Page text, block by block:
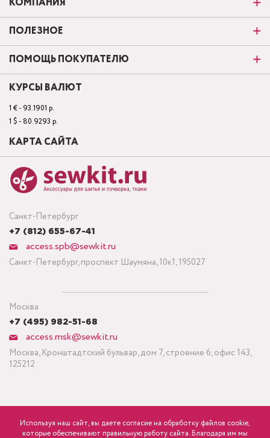
Санкт-Петербург
+7 (812) 655-67-41
access.spb@sewkit.ru
Санкт-Петербург, проспект Шаумяна, 10к1, 195027
Москва
+7 (495) 982-51-68
access.msk@sewkit.ru
Москва, Кронштадтский бульвар, дом 7, строение 6, офис 143,
125212
ПОЛЕЗНОЕ
ПОМОЩЬ ПОКУПАТЕЛЮ
КУРСЫ ВАЛЮТ
1 € - 93.1901 р.
1 $ - 80.9293 р.
КАРТА САЙТА
ПОДПИСАТЬСЯ НА НОВОСТИ
Используя наш сайт, вы даете согласие на обработку файлов cookie,
которые обеспечивают правильную работу сайта. Благодаря им мы